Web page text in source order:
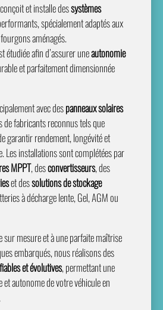
et installe dessystèmes
spécialement adaptés aux
aménagés.
étudiée afin d’assurer uneautonomie
et parfaitement dimensionnée
avec despanneaux solaires
de fabricants reconnus tels que
garantir rendement, longévité et
Les installations sont complétées par
MPPT, desconvertisseurs, des
et dessolutions de stockage
à décharge lente, Gel, AGM ou
sur mesure et à une parfaite maîtrise
embarqués, nous réalisons des
et évolutives, permettant une
autonome de votre véhicule en